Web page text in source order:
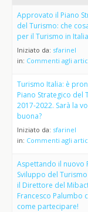
Approvato il Piano
del Turismo: che
per il Turismo in
Iniziato da: sfarinel
in: Commenti agli
Turismo Italia: è
Piano Strategico del
2017-2022. Sarà la
buona?
Iniziato da: sfarinel
in: Commenti agli
Aspettando il nuovo
Sviluppo del
il Direttore del
Francesco Palumbo
come partecipare!